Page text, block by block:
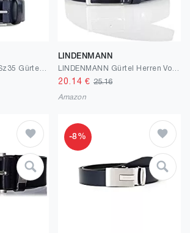
LINDENMANN
20.14 € 25.16
Amazon
-8%